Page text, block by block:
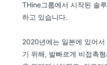
THine그룹에서 시작된 솔
하고 있습니다.
2020년에는 일본에 있어
기 위해, 발빠르게 비접촉